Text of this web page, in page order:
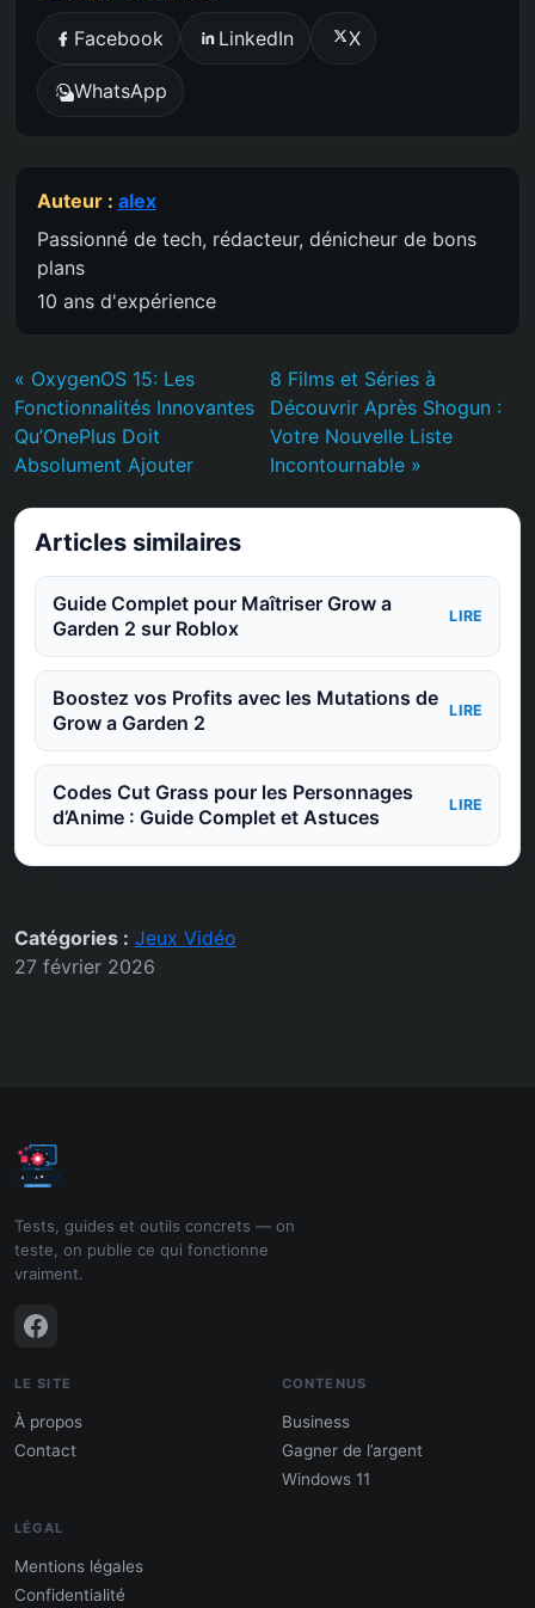
Facebook LinkedIn X
WhatsApp
Auteur : alex
Passionné de tech, rédacteur, dénicheur de bons
plans
10 ans d'expérience
« OxygenOS 15: Les
Fonctionnalités Innovantes
Qu’OnePlus Doit
Absolument Ajouter
8 Films et Séries à
Découvrir Après Shogun :
Votre Nouvelle Liste
Incontournable »
Articles similaires
Guide Complet pour Maîtriser Grow a
Garden 2 sur Roblox
LIRE
Boostez vos Profits avec les Mutations de
Grow a Garden 2
LIRE
Codes Cut Grass pour les Personnages
d’Anime : Guide Complet et Astuces
LIRE
Catégories : Jeux Vidéo
27 février 2026
Tests, guides et outils concrets — on
teste, on publie ce qui fonctionne
vraiment.
LE SITE
À propos
Contact
CONTENUS
Business
Gagner de l’argent
Windows 11
LÉGAL
Mentions légales
Confidentialité